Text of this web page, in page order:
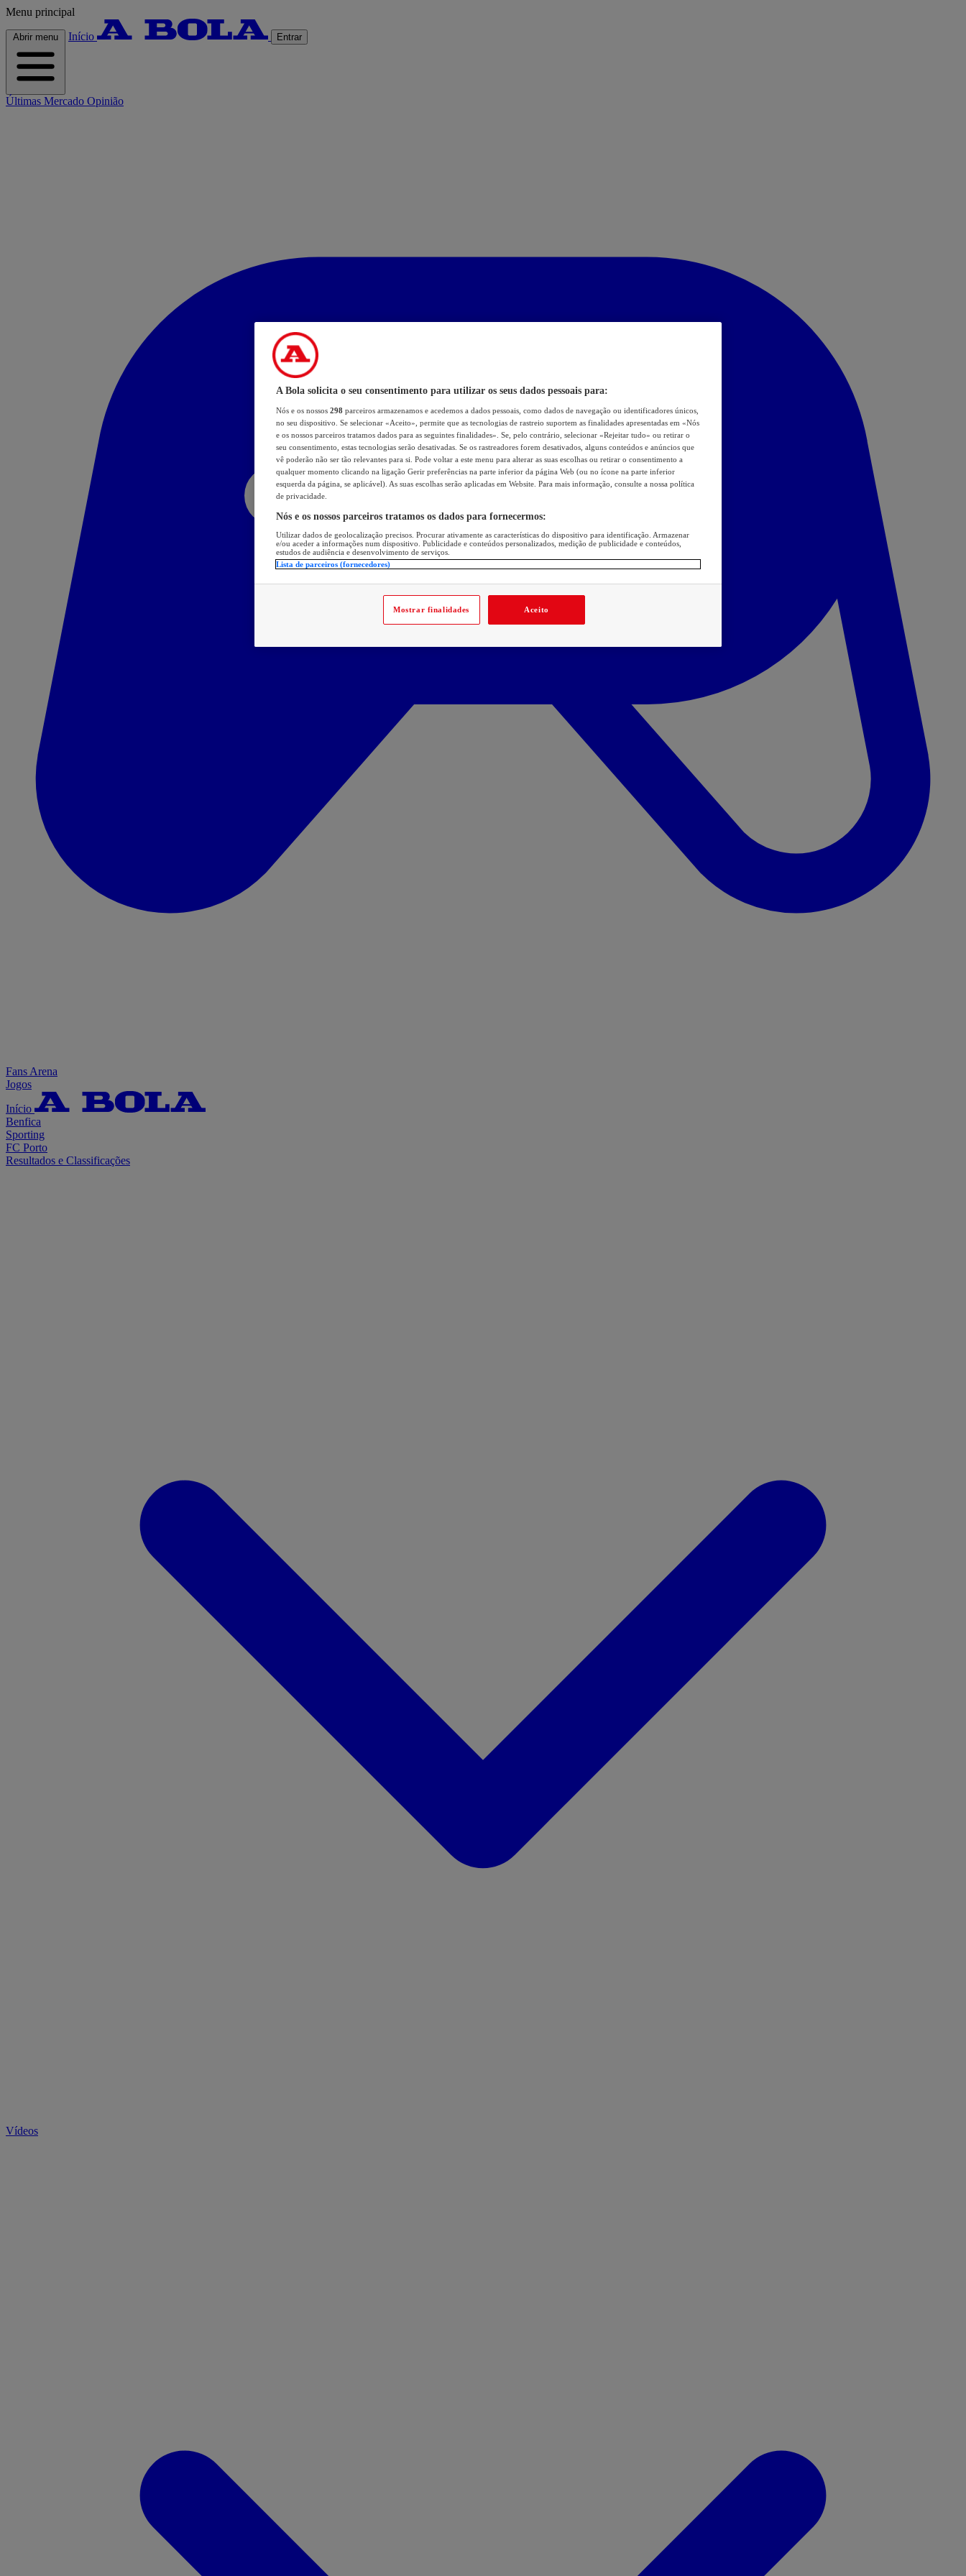
Menu principal
Abrir menu Início Entrar
Últimas Mercado Opinião
Fans Arena
Jogos
Início
Benfica
Sporting
FC Porto
Resultados e Classificações
Vídeos
A Bola solicita o seu consentimento para utilizar os seus dados pessoais para:
Nós e os nossos 298 parceiros armazenamos e acedemos a dados pessoais, como dados de navegação ou identificadores únicos,
no seu dispositivo. Se selecionar «Aceito», permite que as tecnologias de rastreio suportem as finalidades apresentadas em «Nós
e os nossos parceiros tratamos dados para as seguintes finalidades». Se, pelo contrário, selecionar «Rejeitar tudo» ou retirar o
seu consentimento, estas tecnologias serão desativadas. Se os rastreadores forem desativados, alguns conteúdos e anúncios que
vê poderão não ser tão relevantes para si. Pode voltar a este menu para alterar as suas escolhas ou retirar o consentimento a
qualquer momento clicando na ligação Gerir preferências na parte inferior da página Web (ou no ícone na parte inferior
esquerda da página, se aplicável). As suas escolhas serão aplicadas em Website. Para mais informação, consulte a nossa política
de privacidade.
Nós e os nossos parceiros tratamos os dados para fornecermos:
Utilizar dados de geolocalização precisos. Procurar ativamente as características do dispositivo para identificação. Armazenar
e/ou aceder a informações num dispositivo. Publicidade e conteúdos personalizados, medição de publicidade e conteúdos,
estudos de audiência e desenvolvimento de serviços.
Lista de parceiros (fornecedores)
Mostrar finalidades Aceito